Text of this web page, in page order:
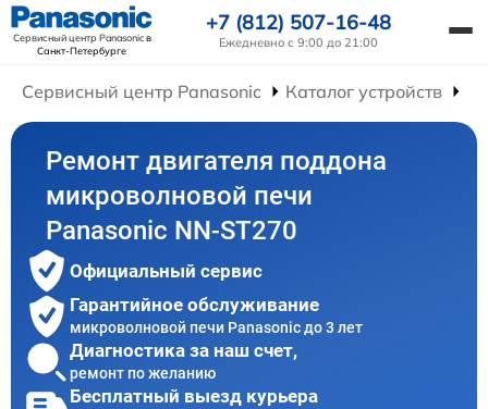
Сервисный центр Panasonicв
Санкт-Петербурге
+7 (812) 507-16-48
Ежедневно с 9:00 до 21:00
Сервисный центр Panasonic Каталог устройств
Ремонт двигателя поддона
микроволновой печи
Panasonic NN-ST270
Официальный сервис
Гарантийное обслуживание
микроволновой печи Panasonic до 3 лет
Диагностика за наш счет,
ремонт по желанию
Бесплатный выезд курьера